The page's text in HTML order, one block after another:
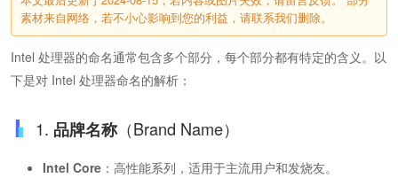
素材来自网络，若不小心影响到您的利益，请联系我们删除。
Intel 处理器的命名通常包含多个部分，每个部分都有特定的含义。以
下是对 Intel 处理器命名的解析：
1. 品牌名称 （Brand Name）
Intel Core ：高性能系列，适用于主流用户和发烧友。